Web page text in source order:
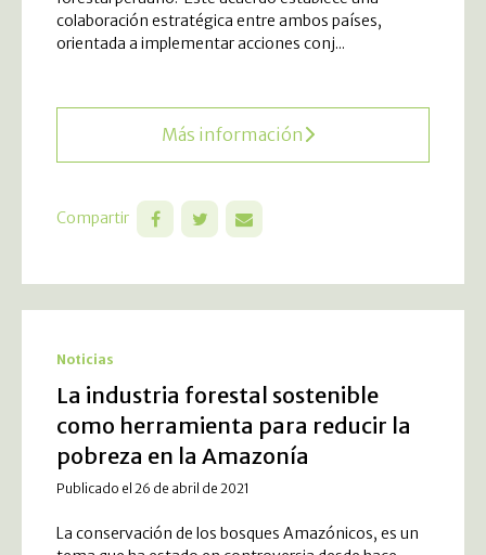
colaboración estratégica entre ambos países,
orientada a implementar acciones conj...
Más información
Compartir
Noticias
La industria forestal sostenible
como herramienta para reducir la
pobreza en la Amazonía
Publicado el 26 de abril de 2021
La conservación de los bosques Amazónicos, es un